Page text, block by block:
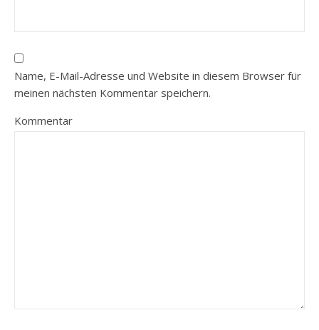
Name, E-Mail-Adresse und Website in diesem Browser für
meinen nächsten Kommentar speichern.
Kommentar